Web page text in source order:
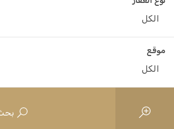
الكل
موقع
الكل